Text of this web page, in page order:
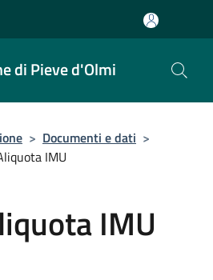
di Pieve d'Olmi
> Documenti e dati >
IMU
IMU